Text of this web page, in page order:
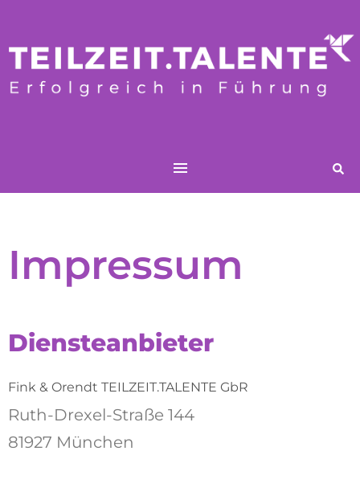
Impressum
Diensteanbieter
Fink & Orendt TEILZEIT.TALENTE GbR
Ruth-Drexel-Straße 144
81927 München